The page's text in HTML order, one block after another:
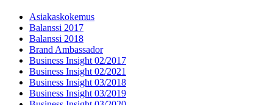
Asiakaskokemus
Balanssi 2017
Balanssi 2018
Brand Ambassador
Business Insight 02/2017
Business Insight 02/2021
Business Insight 03/2018
Business Insight 03/2019